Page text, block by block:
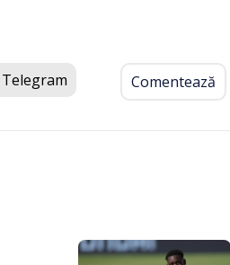
Telegram Comentează